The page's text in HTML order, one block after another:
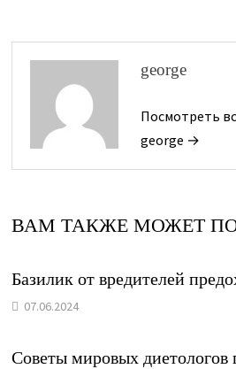
george
Посмотреть
george →
ВАМ ТАКЖЕ МОЖЕТ
Базилик от вредителей
07.06.2024
Советы мировых диетологов